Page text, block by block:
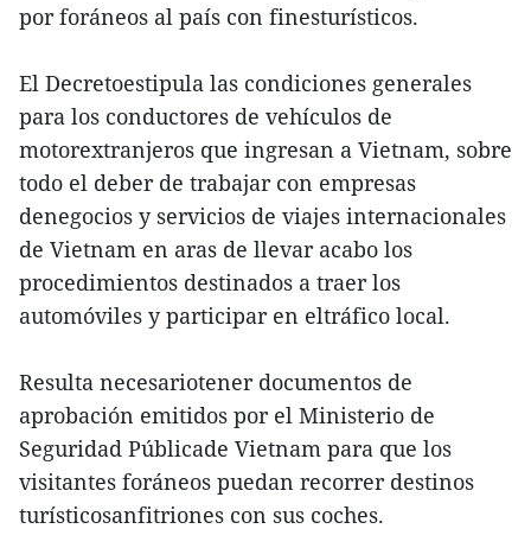
por foráneos al país con finesturísticos.
El Decretoestipula las condiciones generales
para los conductores de vehículos de
motorextranjeros que ingresan a Vietnam, sobre
todo el deber de trabajar con empresas
denegocios y servicios de viajes internacionales
de Vietnam en aras de llevar acabo los
procedimientos destinados a traer los
automóviles y participar en eltráfico local.
Resulta necesariotener documentos de
aprobación emitidos por el Ministerio de
Seguridad Públicade Vietnam para que los
visitantes foráneos puedan recorrer destinos
turísticosanfitriones con sus coches.